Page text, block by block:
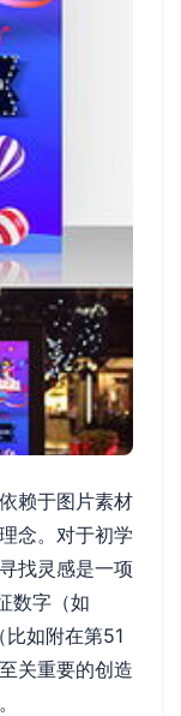
赖于图片素材
念。对于初学
找灵感是一项
数字（如
如附在第51
关重要的创造